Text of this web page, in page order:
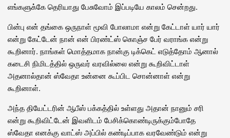
எங்களுக்கே தெரியாது பேசுவோம் இப்படியே காலம் சென்றது.
பின்பு என் தங்கை ஒருநாள் மூவி போலாமா என்று கேட்டாள் யார் யார்
என்று கேட்டேன் நான் என் பிரண்ட்ஸ் கொஞ்ச பேர் வராங்க என்று
கூறினார். நாங்கள் மொத்தமாக நான்கு டிக்கெட் எடுத்தோம் ஆனால்
கடைசி நிமிடத்தில் ஒருவர் வரவில்லை என்று கூறிவிட்டாள்
அதனால்தான் ஸ்வேதா உன்னை கூப்பிட சொன்னாள் என்று
கூறினாள்.
அந்த தியேட்டரின் ஆபீஸ் பக்கத்தில் உள்ளது அதான் நானும் சரி
என்று கூறிவிட்டேன் இவளிடம் பேசிக்கொண்டிருக்கும்போதே
ஸ்வேதா எனக்கு வாட்ஸ் அப்பில் கண்டிப்பாக வரவேண்டும் என்று